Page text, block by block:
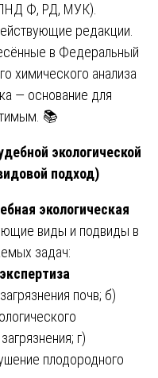
Ф, РД, МУК).
редакции.
в Федеральный
химического анализа
— основание для
📚
экологической
подход)
экологическая
виды и подвиды в
задач:
почв; б)
г)
плодородного